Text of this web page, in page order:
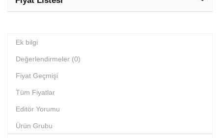
Ek bilgi
Değerlendirmeler (0)
Fiyat Geçmişi
Tüm Fiyatlar
Editör Yorumu
Ürün Grubu